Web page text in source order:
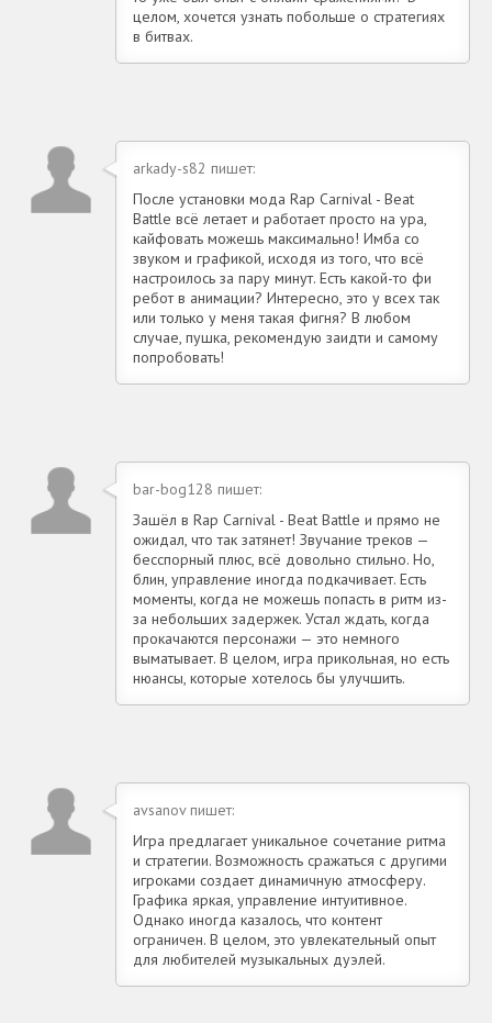
целом, хочется узнать побольше о стратегиях
в битвах.
arkady-s82 пишет:
После установки мода Rap Carnival - Beat
Battle всё летает и работает просто на ура,
кайфовать можешь максимально! Имба со
звуком и графикой, исходя из того, что всё
настроилось за пару минут. Есть какой-то фи
ребот в анимации? Интересно, это у всех так
или только у меня такая фигня? В любом
случае, пушка, рекомендую заидти и самому
попробовать!
bar-bog128 пишет:
Зашёл в Rap Carnival - Beat Battle и прямо не
ожидал, что так затянет! Звучание треков —
бесспорный плюс, всё довольно стильно. Но,
блин, управление иногда подкачивает. Есть
моменты, когда не можешь попасть в ритм из-
за небольших задержек. Устал ждать, когда
прокачаются персонажи — это немного
выматывает. В целом, игра прикольная, но есть
нюансы, которые хотелось бы улучшить.
avsanov пишет:
Игра предлагает уникальное сочетание ритма
и стратегии. Возможность сражаться с другими
игроками создает динамичную атмосферу.
Графика яркая, управление интуитивное.
Однако иногда казалось, что контент
ограничен. В целом, это увлекательный опыт
для любителей музыкальных дуэлей.